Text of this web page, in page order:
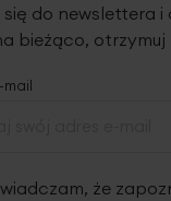
się do newslettera
bieżąco,
mail
że